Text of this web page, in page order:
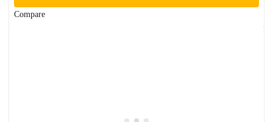
Compare